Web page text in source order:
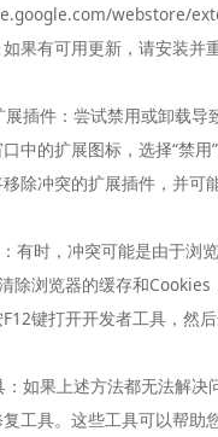
webstore/
果有可用更新，请安装并
插件：尝试禁用或卸载导
中的扩展图标，选择“禁用
除冲突的扩展插件，并可
有时，冲突可能是由于浏
除浏览器的缓存和Cookies
键打开开发者工具，然
如果上述方法都无法解决
工具。这些工具可以帮助